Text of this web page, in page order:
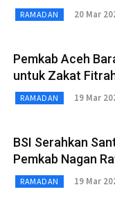
RAMADAN 20 Mar
Pemkab Aceh
untuk Zakat
RAMADAN 19 Mar
BSI Serahkan
Pemkab Nagan
RAMADAN 19 Mar